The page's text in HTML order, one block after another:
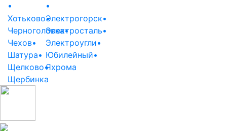
•
Хотьково•
Черноголовка•
Чехов•
Шатура•
Щелково•
Щербинка
•
Электрогорск•
Электросталь•
Электроугли•
Юбилейный•
Яхрома